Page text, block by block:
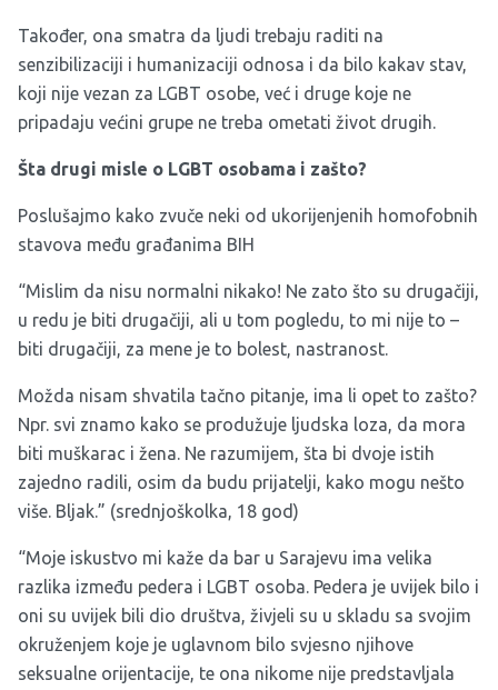
Također, ona smatra da ljudi trebaju raditi na
senzibilizaciji i humanizaciji odnosa i da bilo kakav stav,
koji nije vezan za LGBT osobe, već i druge koje ne
pripadaju većini grupe ne treba ometati život drugih.
Šta drugi misle o LGBT osobama i zašto?
Poslušajmo kako zvuče neki od ukorijenjenih homofobnih
stavova među građanima BIH
“Mislim da nisu normalni nikako! Ne zato što su drugačiji,
u redu je biti drugačiji, ali u tom pogledu, to mi nije to –
biti drugačiji, za mene je to bolest, nastranost.
Možda nisam shvatila tačno pitanje, ima li opet to zašto?
Npr. svi znamo kako se produžuje ljudska loza, da mora
biti muškarac i žena. Ne razumijem, šta bi dvoje istih
zajedno radili, osim da budu prijatelji, kako mogu nešto
više. Bljak.” (srednjoškolka, 18 god)
“Moje iskustvo mi kaže da bar u Sarajevu ima velika
razlika između pedera i LGBT osoba. Pedera je uvijek bilo i
oni su uvijek bili dio društva, živjeli su u skladu sa svojim
okruženjem koje je uglavnom bilo svjesno njihove
seksualne orijentacije, te ona nikome nije predstavljala